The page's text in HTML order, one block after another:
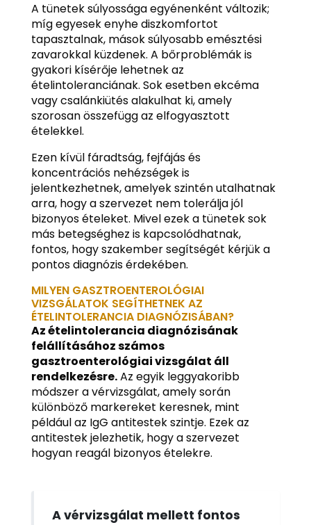
A tünetek súlyossága egyénenként változik;
míg egyesek enyhe diszkomfortot
tapasztalnak, mások súlyosabb emésztési
zavarokkal küzdenek. A bőrproblémák is
gyakori kísérője lehetnek az
ételintoleranciának. Sok esetben ekcéma
vagy csalánkiütés alakulhat ki, amely
szorosan összefügg az elfogyasztott
ételekkel.
Ezen kívül fáradtság, fejfájás és
koncentrációs nehézségek is
jelentkezhetnek, amelyek szintén utalhatnak
arra, hogy a szervezet nem tolerálja jól
bizonyos ételeket. Mivel ezek a tünetek sok
más betegséghez is kapcsolódhatnak,
fontos, hogy szakember segítségét kérjük a
pontos diagnózis érdekében.
MILYEN GASZTROENTEROLÓGIAI
VIZSGÁLATOK SEGÍTHETNEK AZ
ÉTELINTOLERANCIA DIAGNÓZISÁBAN?
Az ételintolerancia diagnózisának
felállításához számos
gasztroenterológiai vizsgálat áll
rendelkezésre.Az egyik leggyakoribb
módszer a vérvizsgálat, amely során
különböző markereket keresnek, mint
például az IgG antitestek szintje. Ezek az
antitestek jelezhetik, hogy a szervezet
hogyan reagál bizonyos ételekre.
A vérvizsgálat mellett fontos